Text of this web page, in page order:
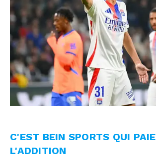
C'EST BEIN SPORTS QUI PAIE
L'ADDITION